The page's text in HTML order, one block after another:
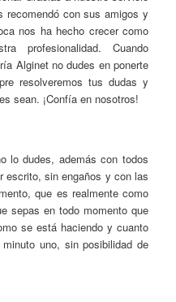
recomendó con sus amigos y
nos ha hecho crecer como
profesionalidad. Cuando
Alginet no dudes en ponerte
resolveremos tus dudas y
sean. ¡Confía en nosotros!
lo dudes, además con todos
escrito, sin engaños y con las
que es realmente como
sepas en todo momento que
se está haciendo y cuanto
uno, sin posibilidad de